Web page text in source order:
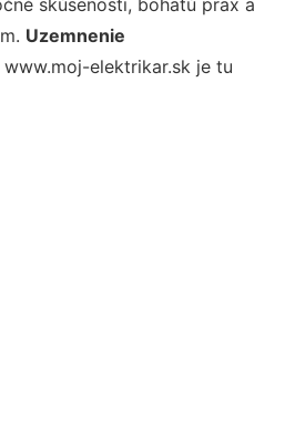
Uzemnenie
www.moj-elektrikar.sk je tu